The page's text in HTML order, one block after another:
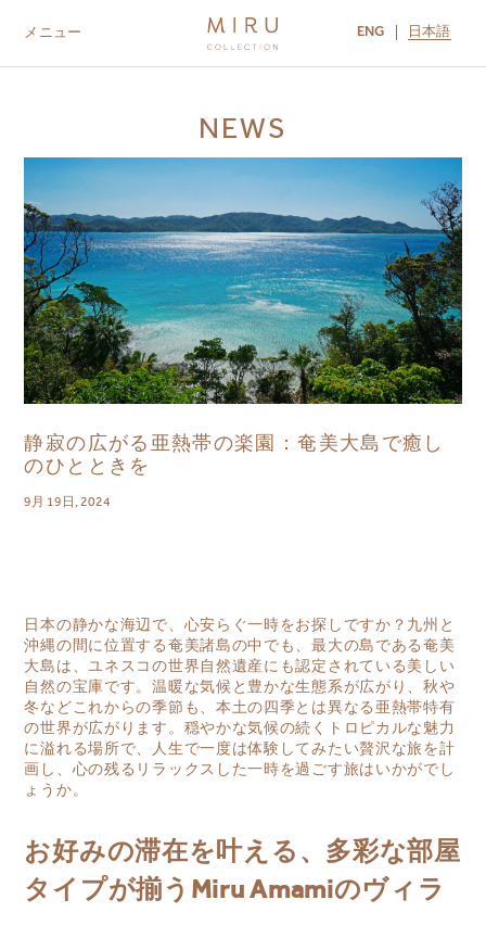
メニュー ENG 日本語
MIRU KYOTO MIRU AMAMI
NEWS
静寂の広がる亜熱帯の楽園：奄美大島で癒し
のひとときを
9月 19日, 2024
日本の静かな海辺で、心安らぐ一時をお探しですか？九州と
沖縄の間に位置する奄美諸島の中でも、最大の島である奄美
大島は、ユネスコの世界自然遺産にも認定されている美しい
自然の宝庫です。温暖な気候と豊かな生態系が広がり、秋や
冬などこれからの季節も、本土の四季とは異なる亜熱帯特有
の世界が広がります。穏やかな気候の続くトロピカルな魅力
に溢れる場所で、人生で一度は体験してみたい贅沢な旅を計
画し、心の残るリラックスした一時を過ごす旅はいかがでし
ょうか。
お好みの滞在を叶える、多彩な部屋
タイプが揃うMiru Amamiのヴィラ